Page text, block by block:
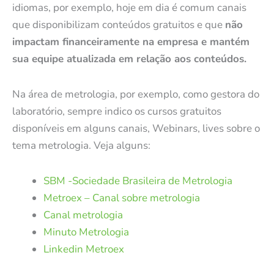
idiomas, por exemplo, hoje em dia é comum canais
que disponibilizam conteúdos gratuitos e que não
impactam financeiramente na empresa e mantém
sua equipe atualizada em relação aos conteúdos.
Na área de metrologia, por exemplo, como gestora do
laboratório, sempre indico os cursos gratuitos
disponíveis em alguns canais, Webinars, lives sobre o
tema metrologia. Veja alguns:
SBM -Sociedade Brasileira de Metrologia
Metroex – Canal sobre metrologia
Canal metrologia
Minuto Metrologia
Linkedin Metroex